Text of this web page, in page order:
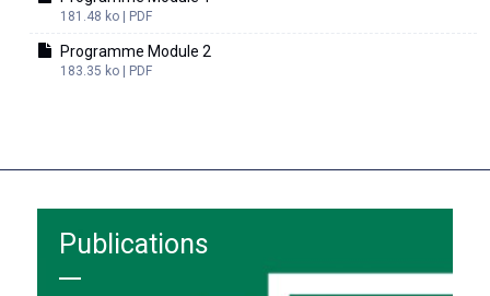
181.48 ko | PDF
Programme Module 2
183.35 ko | PDF
Publications